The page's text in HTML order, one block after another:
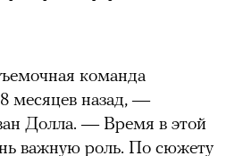
команда
месяцев назад, —
Долла. — Время в этой
важную роль. По сюжету